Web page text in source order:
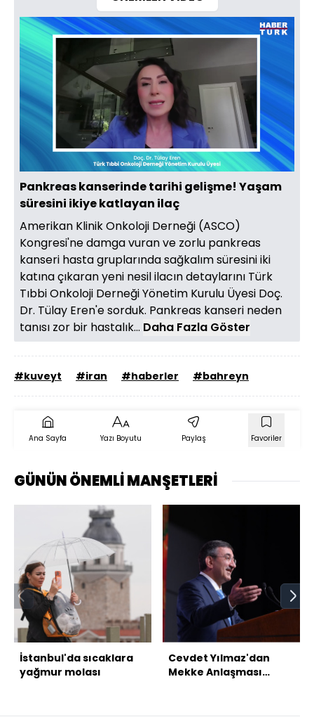
Aç
480
Yüklendi
Oynatma
Hızı
Pankreas kanserinde tarihi gelişme! Yaşam
süresini ikiye katlayan ilaç
Amerikan Klinik Onkoloji Derneği (ASCO)
Kongresi'ne damga vuran ve zorlu pankreas
kanseri hasta gruplarında sağkalım süresini iki
katına çıkaran yeni nesil ilacın detaylarını Türk
Tıbbi Onkoloji Derneği Yönetim Kurulu Üyesi Doç.
Dr. Tülay Eren'e sorduk. Pankreas kanseri neden
tanısı zor bir hastalık... Daha Fazla Göster
#kuveyt #iran #haberler #bahreyn
Ana Sayfa Yazı Boyutu Paylaş Favoriler
GÜNÜN ÖNEMLİ MANŞETLERİ
İstanbul'da sıcaklara
yağmur molası
Cevdet Yılmaz'dan
Mekke Anlaşması